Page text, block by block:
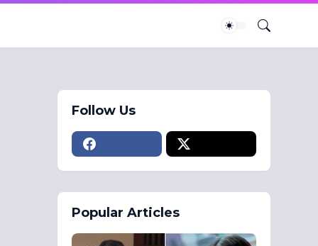
Follow Us
Popular Articles